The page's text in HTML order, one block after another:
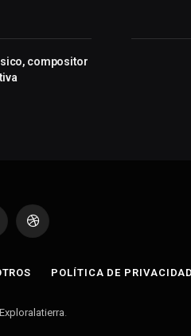
compositor
Dribbble
POLÍTICA DE PRIVACIDAD
Exploralatierra